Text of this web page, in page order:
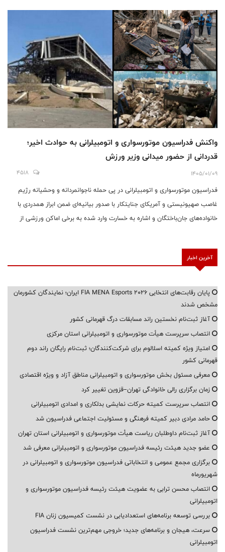
واکنش فدراسیون موتورسواری و اتومبیلرانی به حوادث اخیر؛
قدردانی از حضور میدانی وزیر ورزش
1405/01/09
4518
فدراسیون موتورسواری و اتومبیلرانی در پی حمله ناجوانمردانه و وحشیانه رژیم
غاصب صهیونیستی و آمریکای جنایتکار با صدور بیانیه‌ای ضمن ابراز همدردی با
خانواده‌های جان‌باختگان و اشاره به خسارت وارد شده به برخی اماکن ورزشی از
دکتر احمد دنیامالی وزیر ورزش و جوانان قدردانی کرد.
آخرین اخبار
پایان رقابت‌های انتخابی FIA MENA Esports 2026 ایران؛ نمایندگان کشورمان
مشخص شدند
آغاز ثبت‌نام نخستین راند مسابقات درگ قهرمانی کشور
انتصاب سرپرست هیأت موتورسواری و اتومبیلرانی استان مرکزی
امتیاز ویژه کمیته اسلالوم برای شرکت‌کنندگان؛ ثبت‌نام رایگان راند دوم
قهرمانی کشور
معرفی مسئول بخش موتورسواری و اتومبیلرانی مناطق آزاد و ویژه اقتصادی
زمان برگزاری رالی خانوادگی تهران–قزوین تغییر کرد
انتصاب سرپرست کمیته حرکات نمایشی بدلکاری و امدادی اتومبیلرانی
حامد مرادی دبیر کمیته فرهنگی و مسئولیت اجتماعی فدراسیون شد
آغاز ثبت‌نام داوطلبان ریاست هیأت موتورسواری و اتومبیلرانی استان تهران
عضو جدید هیئت رئیسه فدراسیون موتورسواری و اتومبیلرانی معرفی شد
برگزاری مجمع عمومی و انتخاباتی فدراسیون موتورسواری و اتومبیلرانی در
شهریورماه
انتصاب محسن ترابی به عضویت هیئت رئیسه فدراسیون موتورسواری و
اتومبیلرانی
بررسی توسعه برنامه‌های استعدادیابی در نشست کمیسیون زنان FIA
سرعت، هیجان و برنامه‌های جدید؛ خروجی مهم‌ترین نشست فدراسیون
اتومبیلرانی